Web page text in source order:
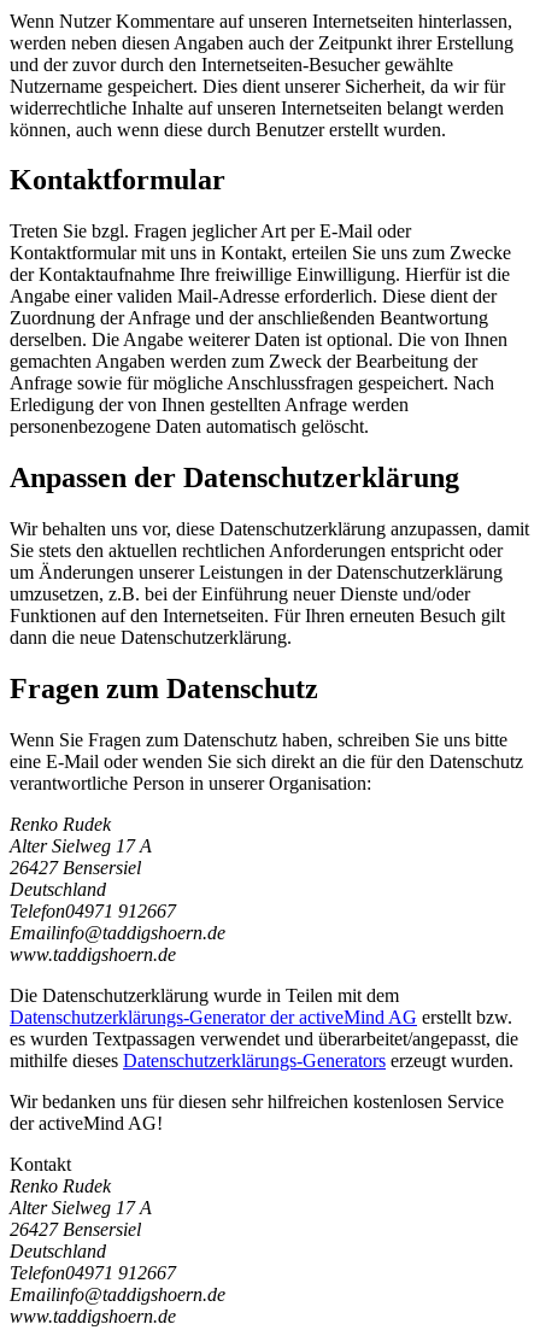
Wenn Nutzer Kommentare auf unseren Internetseiten hinterlassen,
werden neben diesen Angaben auch der Zeitpunkt ihrer Erstellung
und der zuvor durch den Internetseiten-Besucher gewählte
Nutzername gespeichert. Dies dient unserer Sicherheit, da wir für
widerrechtliche Inhalte auf unseren Internetseiten belangt werden
können, auch wenn diese durch Benutzer erstellt wurden.
Kontaktformular
Treten Sie bzgl. Fragen jeglicher Art per E-Mail oder
Kontaktformular mit uns in Kontakt, erteilen Sie uns zum Zwecke
der Kontaktaufnahme Ihre freiwillige Einwilligung. Hierfür ist die
Angabe einer validen Mail-Adresse erforderlich. Diese dient der
Zuordnung der Anfrage und der anschließenden Beantwortung
derselben. Die Angabe weiterer Daten ist optional. Die von Ihnen
gemachten Angaben werden zum Zweck der Bearbeitung der
Anfrage sowie für mögliche Anschlussfragen gespeichert. Nach
Erledigung der von Ihnen gestellten Anfrage werden
personenbezogene Daten automatisch gelöscht.
Anpassen der Datenschutzerklärung
Wir behalten uns vor, diese Datenschutzerklärung anzupassen, damit
Sie stets den aktuellen rechtlichen Anforderungen entspricht oder
um Änderungen unserer Leistungen in der Datenschutzerklärung
umzusetzen, z.B. bei der Einführung neuer Dienste und/oder
Funktionen auf den Internetseiten. Für Ihren erneuten Besuch gilt
dann die neue Datenschutzerklärung.
Fragen zum Datenschutz
Wenn Sie Fragen zum Datenschutz haben, schreiben Sie uns bitte
eine E-Mail oder wenden Sie sich direkt an die für den Datenschutz
verantwortliche Person in unserer Organisation:
Renko Rudek
Alter Sielweg 17 A
26427 Bensersiel
Deutschland
Telefon04971 912667
Emailinfo@taddigshoern.de
www.taddigshoern.de
Die Datenschutzerklärung wurde in Teilen mit dem
Datenschutzerklärungs-Generator der activeMind AG erstellt bzw.
es wurden Textpassagen verwendet und überarbeitet/angepasst, die
mithilfe dieses Datenschutzerklärungs-Generators erzeugt wurden.
Wir bedanken uns für diesen sehr hilfreichen kostenlosen Service
der activeMind AG!
Kontakt
Renko Rudek
Alter Sielweg 17 A
26427 Bensersiel
Deutschland
Telefon04971 912667
Emailinfo@taddigshoern.de
www.taddigshoern.de